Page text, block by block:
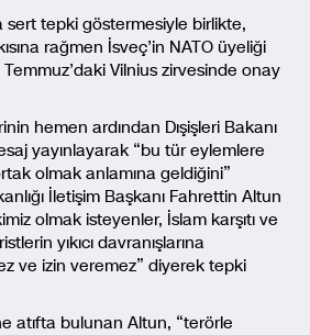
sert tepki göstermesiyle birlikte,
rağmen İsveç’in NATO üyeliği
Vilnius zirvesinde onay
hemen ardından Dışişleri Bakanı
yayınlayarak “bu tür eylemlere
olmak anlamına geldiğini”
İletişim Başkanı Fahrettin Altun
olmak isteyenler, İslam karşıtı ve
yıkıcı davranışlarına
ve izin veremez” diyerek tepki
atıfta bulunan Altun, “terörle